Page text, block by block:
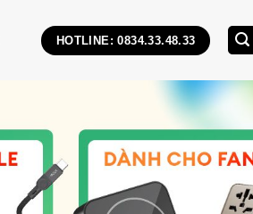
HOTLINE: 0834.33.48.33